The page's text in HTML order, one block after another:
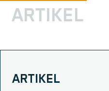
ARTIKEL
ARTIKEL